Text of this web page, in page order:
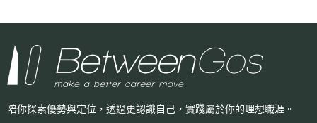
陪你探索優勢與定位，透過更認識自己， 實踐屬於你的理想職涯。